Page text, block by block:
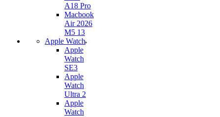
A18 Pro
Macbook
Air 2026
M5 13
Apple Watch
Apple
Watch
SE3
Apple
Watch
Ultra 2
Apple
Watch